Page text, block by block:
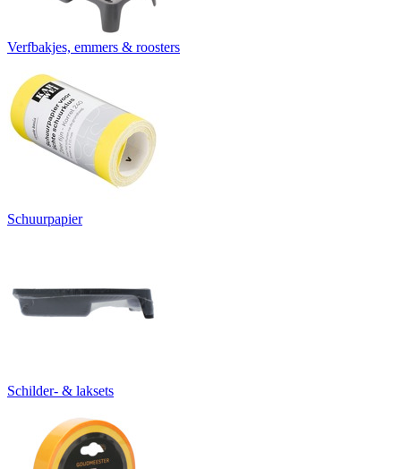
Verfbakjes, emmers & roosters
Schuurpapier
Schilder- & laksets